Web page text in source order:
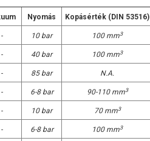
Nyomás Kopásérték (DIN 53516)
- 10 bar 100 mm3
- 40 bar 100 mm3
- 85 bar N.A.
- 6-8 bar 90-110 mm3
- 10 bar 70 mm3
- 6-8 bar 100 mm3